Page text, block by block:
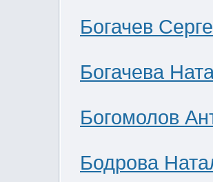
Богачев
Богачева
Богомолов
Бодрова